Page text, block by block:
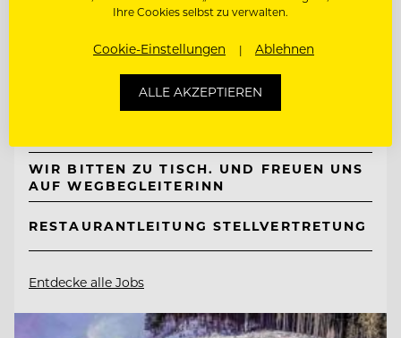
Naturhotel Bauernhofer
WIR BITTEN ZU TISCH. UND FREUEN UNS
AUF WEGBEGLEITERINN
RESTAURANTLEITUNG STELLVERTRETUNG
Entdecke alle Jobs
Ihre Cookies selbst zu verwalten.
Cookie-Einstellungen Ablehnen
ALLE AKZEPTIEREN